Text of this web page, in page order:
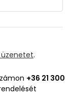
.
+36 21 300